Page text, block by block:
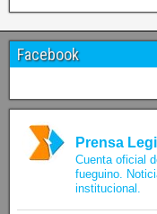
Facebook
Prensa
Cuenta oficial
fueguino.
institucional.